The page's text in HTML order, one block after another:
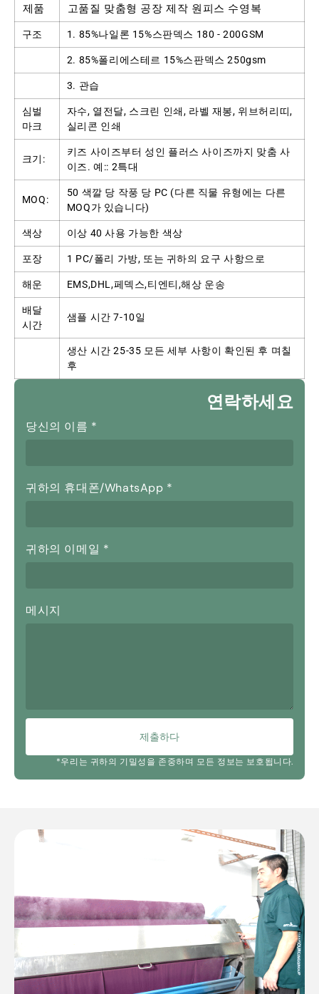
제품 고품질 맞춤형 공장 제작 원피스 수영복
구조 1. 85%나일론 15%스판덱스 180 - 200GSM
2. 85%폴리에스테르 15%스판덱스 250gsm
3. 관습
심벌
마크
자수, 열전달, 스크린 인쇄, 라벨 재봉, 위브허리띠,
실리콘 인쇄
크기:
키즈 사이즈부터 성인 플러스 사이즈까지 맞춤 사
이즈. 예:: 2특대
MOQ:
50 색깔 당 작풍 당 PC (다른 직물 유형에는 다른
MOQ가 있습니다)
색상 이상 40 사용 가능한 색상
포장 1 PC/폴리 가방, 또는 귀하의 요구 사항으로
해운 EMS,DHL,페덱스,티엔티,해상 운송
배달
시간
샘플 시간 7-10일
생산 시간 25-35 모든 세부 사항이 확인된 후 며칠
후
연락하세요
당신의 이름 *
귀하의 휴대폰/WhatsApp *
귀하의 이메일 *
메시지
제출하다
*우리는 귀하의 기밀성을 존중하며 모든 정보는 보호됩니다.